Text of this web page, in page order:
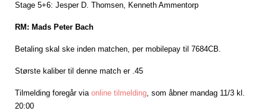
Stage 5+6: Jesper D. Thomsen, Kenneth Ammentorp
RM: Mads Peter Bach
Betaling skal ske inden matchen, per mobilepay til 7684CB.
Største kaliber til denne match er .45
Tilmelding foregår via online tilmelding, som åbner mandag 11/3 kl.
20:00